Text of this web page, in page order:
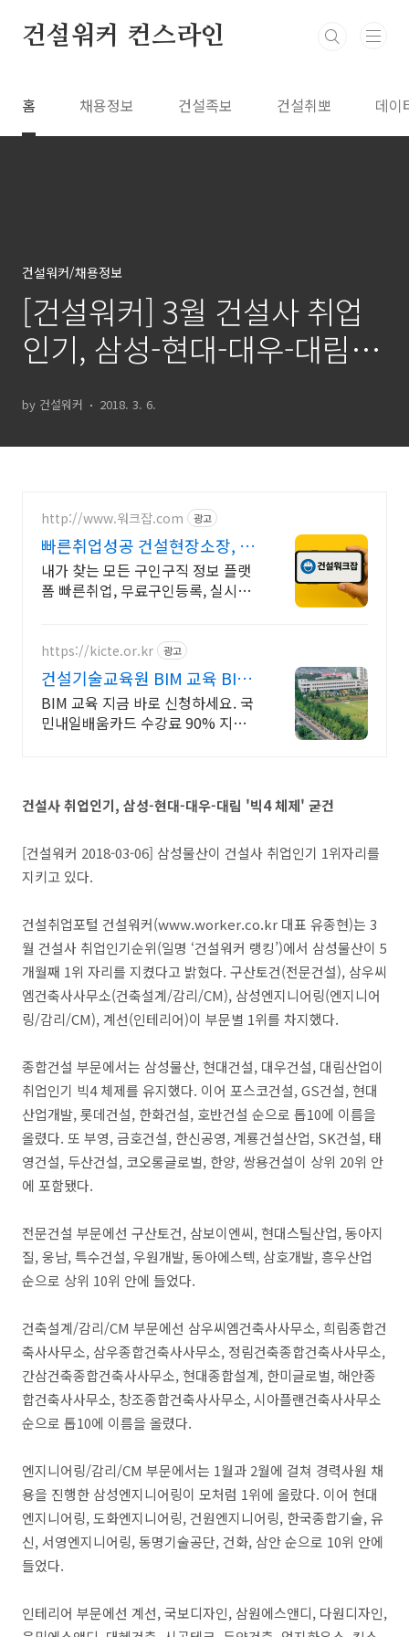
건설워커 컨스라인
홈 채용정보 건설족보 건설취뽀 데이
건설워커/채용정보
[건설워커] 3월 건설사 취업
인기, 삼성-현대-대우-대림
by 건설워커 2018. 3. 6.
http://www.워크잡.com 광고
빠른취업성공 건설현장소장, 경
비원, 건축인부, 노가다
내가 찾는 모든 구인구직 정보 플랫
폼 빠른취업, 무료구인등록, 실시간
https://kicte.or.kr 광고
건설기술교육원 BIM 교육 BIM
교육신청
BIM 교육 지금 바로 신청하세요. 국
민내일배움카드 수강료 90% 지원
건설사 취업인기, 삼성-현대-대우-대림 '빅4 체제' 굳건
[건설워커 2018-03-06] 삼성물산이 건설사 취업인기 1위자리를
지키고 있다.
건설취업포털 건설워커(www.worker.co.kr 대표 유종현)는 3
월 건설사 취업인기순위(일명 ‘건설워커 랭킹’)에서 삼성물산이 5
개월째 1위 자리를 지켰다고 밝혔다. 구산토건(전문건설), 삼우씨
엠건축사사무소(건축설계/감리/CM), 삼성엔지니어링(엔지니어
링/감리/CM), 계선(인테리어)이 부문별 1위를 차지했다.
종합건설 부문에서는 삼성물산, 현대건설, 대우건설, 대림산업이
취업인기 빅4 체제를 유지했다. 이어 포스코건설, GS건설, 현대
산업개발, 롯데건설, 한화건설, 호반건설 순으로 톱10에 이름을
올렸다. 또 부영, 금호건설, 한신공영, 계룡건설산업, SK건설, 태
영건설, 두산건설, 코오롱글로벌, 한양, 쌍용건설이 상위 20위 안
에 포함됐다.
전문건설 부문에선 구산토건, 삼보이엔씨, 현대스틸산업, 동아지
질, 웅남, 특수건설, 우원개발, 동아에스텍, 삼호개발, 흥우산업
순으로 상위 10위 안에 들었다.
건축설계/감리/CM 부문에선 삼우씨엠건축사사무소, 희림종합건
축사사무소, 삼우종합건축사사무소, 정림건축종합건축사사무소,
간삼건축종합건축사사무소, 현대종합설계, 한미글로벌, 해안종
합건축사사무소, 창조종합건축사사무소, 시아플랜건축사사무소
순으로 톱10에 이름을 올렸다.
엔지니어링/감리/CM 부문에서는 1월과 2월에 걸쳐 경력사원 채
용을 진행한 삼성엔지니어링이 모처럼 1위에 올랐다. 이어 현대
엔지니어링, 도화엔지니어링, 건원엔지니어링, 한국종합기술, 유
신, 서영엔지니어링, 동명기술공단, 건화, 삼안 순으로 10위 안에
들었다.
인테리어 부문에선 계선, 국보디자인, 삼원에스앤디, 다원디자인,